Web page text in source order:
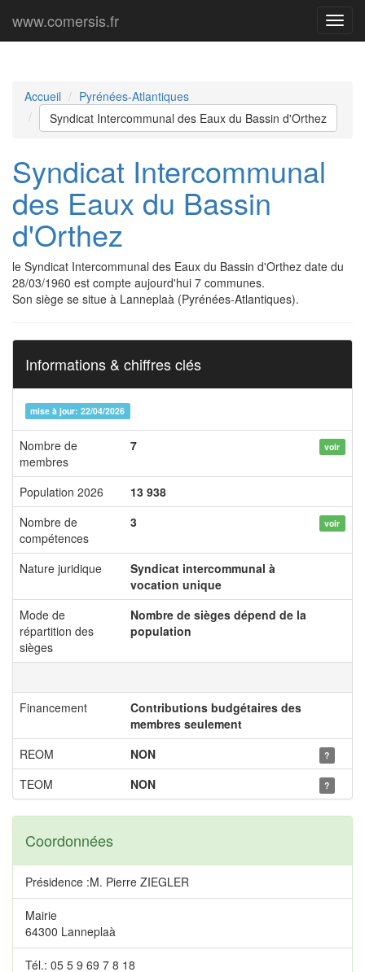
Menu
www.comersis.fr
Accueil
Pyrénées-Atlantiques
Syndicat Intercommunal des Eaux du Bassin d'Orthez
Syndicat Intercommunal
des Eaux du Bassin
d'Orthez
le Syndicat Intercommunal des Eaux du Bassin d'Orthez date du
28/03/1960 est compte aujourd'hui 7 communes.
Son siège se situe à Lanneplaà (Pyrénées-Atlantiques).
Informations & chiffres clés
mise à jour: 22/04/2026
Nombre de
membres
7 voir
Population 2026
13 938
Nombre de
compétences
3 voir
Nature juridique
Syndicat intercommunal à
vocation unique
Mode de
répartition des
sièges
Nombre de sièges dépend de la
population
Financement
Contributions budgétaires des
membres seulement
REOM
NON ?
TEOM NON ?
Coordonnées
Présidence :M. Pierre ZIEGLER
Mairie
64300 Lanneplaà
Tél.: 05 5 9 69 7 8 18